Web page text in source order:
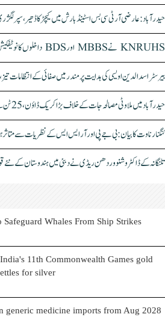
حیدرآباد: عارضی آر ٹی سی بس اسٹینڈ بارش میں کیچڑ کا ڈھیر، سپر
KNRUHS نے MBBS اور BDS داخلوں کا نوٹیفکیشن جاری کر دیا
بیرسٹر اسدالدین اویسی کی ہدایت پر مندر میں صفائی کے انتظامات
حیدرآباد میں ملاوٹی مصالحہ جات کے خلاف بڑا کریک ڈاؤن، 25 ٹن سے زائد مصالحے ضبط، 3 گرفتار
کنگنا رناوت کا بیان: بی جے پی اور آر ایس ایس کے نظریات سے متاثر
تلنگانہ کے ڈاکٹر وشنو وردھن ریڈی نے دبئی میں ہندوستان کے نئے
Safeguard Whales From Ship Strikes
11th Commonwealth Games gold
for silver
generic medicine imports from Aug 2028